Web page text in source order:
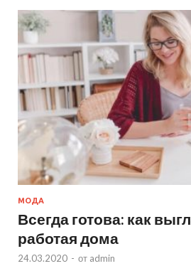
МОДА
Всегда готова: как
работая дома
24.03.2020 - от admin